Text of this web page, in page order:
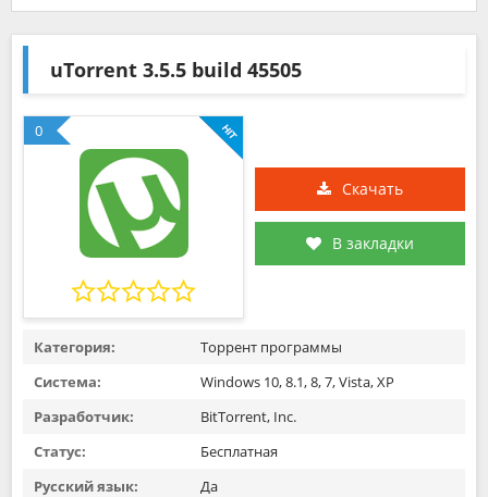
uTorrent 3.5.5 build 45505
0
Скачать
В закладки
Категория:
Торрент программы
Система:
Windows 10, 8.1, 8, 7, Vista, XP
Разработчик:
BitTorrent, Inc.
Статус:
Бесплатная
Русский язык:
Да